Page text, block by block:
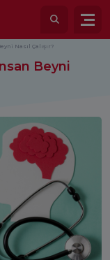
Nasıl Çalışır?
Beyni